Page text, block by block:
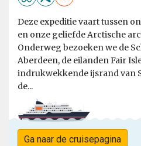
Deze expeditie vaart tussen
en onze geliefde Arctische
Onderweg bezoeken we de
Aberdeen, de eilanden Fair
indrukwekkende ijsrand van
de...
Ga naar de cruisepagina